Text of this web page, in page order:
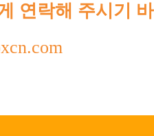
연락해 주시기